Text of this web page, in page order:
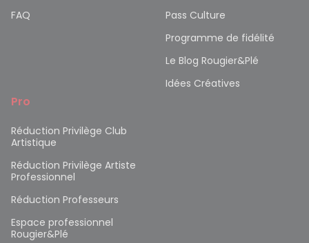
FAQ
Pass Culture
Programme de fidélité
Le Blog Rougier&Plé
Idées Créatives
Pro
Réduction Privilège Club
Artistique
Réduction Privilège Artiste
Professionnel
Réduction Professeurs
Espace professionnel
Rougier&Plé